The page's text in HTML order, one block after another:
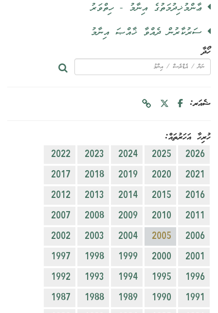
ޢާންމުޚިދުމަތުގެ އިނާމު - ހިތްވަރު
ސަރުކާރުން ދެއްވާ ޚާއްޞަ އިނާމު
ހޯދާ
ޝެއަރ:
ހުރިހާ އަހަރުތައް:
2026
2025
2024
2023
2022
2021
2020
2019
2018
2017
2016
2015
2014
2013
2012
2011
2010
2009
2008
2007
2006
2005
2004
2003
2002
2001
2000
1999
1998
1997
1996
1995
1994
1993
1992
1991
1990
1989
1988
1987